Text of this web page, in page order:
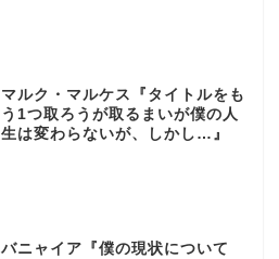
マルク・マルケス『タイトルをも
う1つ取ろうが取るまいが僕の人
生は変わらないが、しかし…』
バニャイア『僕の現状について